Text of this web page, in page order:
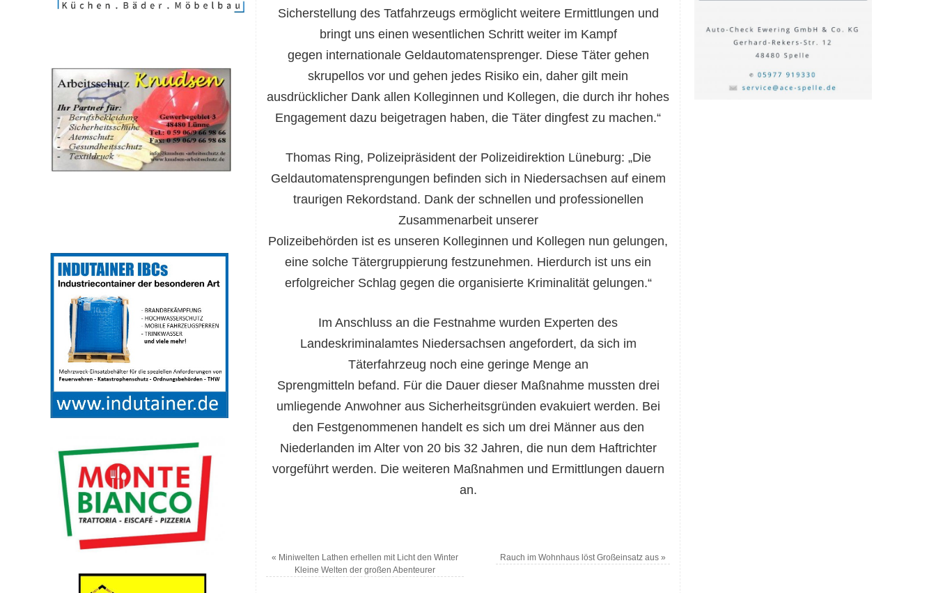
Sicherstellung des Tatfahrzeugs ermöglicht weitere Ermittlungen und
bringt uns einen wesentlichen Schritt weiter im Kampf
gegen internationale Geldautomatensprenger. Diese Täter gehen
skrupellos vor und gehen jedes Risiko ein, daher gilt mein
ausdrücklicher Dank allen Kolleginnen und Kollegen, die durch ihr hohes
Engagement dazu beigetragen haben, die Täter dingfest zu machen.“
Thomas Ring, Polizeipräsident der Polizeidirektion Lüneburg: „Die
Geldautomatensprengungen befinden sich in Niedersachsen auf einem
traurigen Rekordstand. Dank der schnellen und professionellen
Zusammenarbeit unserer
Polizeibehörden ist es unseren Kolleginnen und Kollegen nun gelungen,
eine solche Tätergruppierung festzunehmen. Hierdurch ist uns ein
erfolgreicher Schlag gegen die organisierte Kriminalität gelungen.“
Im Anschluss an die Festnahme wurden Experten des
Landeskriminalamtes Niedersachsen angefordert, da sich im
Täterfahrzeug noch eine geringe Menge an
Sprengmitteln befand. Für die Dauer dieser Maßnahme mussten drei
umliegende Anwohner aus Sicherheitsgründen evakuiert werden. Bei
den Festgenommenen handelt es sich um drei Männer aus den
Niederlanden im Alter von 20 bis 32 Jahren, die nun dem Haftrichter
vorgeführt werden. Die weiteren Maßnahmen und Ermittlungen dauern
an.
« Miniwelten Lathen erhellen mit Licht den Winter
Kleine Welten der großen Abenteurer
Rauch im Wohnhaus löst Großeinsatz aus»